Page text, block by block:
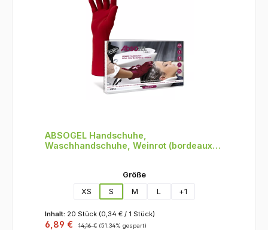
ABSOGEL Handschuhe,
Waschhandschuhe, Weinrot (bordeaux),
Größeauswählen
XS
S M L +1
Inhalt: 20 Stück (0,34 € / 1 Stück)
Verkaufspreis:
6,89 € 14,16 € (51.34% gespart)